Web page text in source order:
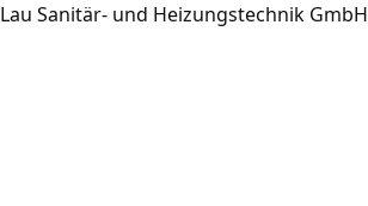
Lau Sanitär- und Heizungstechnik GmbH